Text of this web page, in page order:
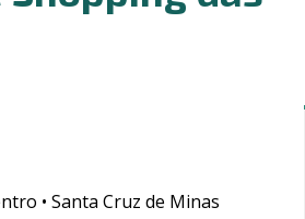
• Santa Cruz de Minas